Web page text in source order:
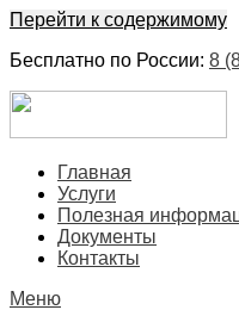
Перейти к содержимому
Бесплатно по России: 8
БыстроГлавная
Услуги
Полезная
Документы
Контакты
Меню